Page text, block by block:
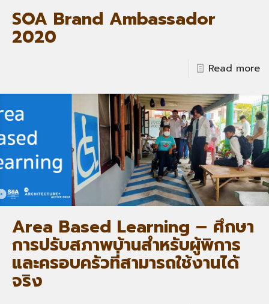
SOA Brand Ambassador
2020
Read more
Area Based Learning – ศึกษา
การปรับสภาพบ้านสำหรับผู้พิการ
และครอบครัวที่สามารถใช้งานได้
จริง